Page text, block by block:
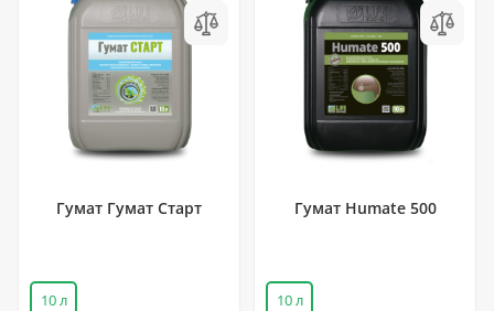
Гумат Гумат Старт
10 л
Гумат Humate 500
10 л